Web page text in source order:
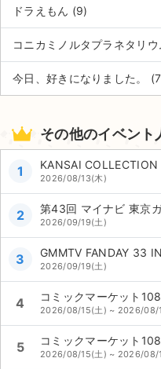
ドラえもん (9)
コニカミノルタプラネタリ
今日、好きになりました。
その他のイベント
1 KANSAI
2026/08/13(木)
2 2026/09/19(土)
3 GMMTV FANDAY 33
2026/09/19(土)
4 コミックマーケット
2026/08/15(土) ~ 2026/08/
5 コミックマーケット
2026/08/15(土) ~ 2026/08/